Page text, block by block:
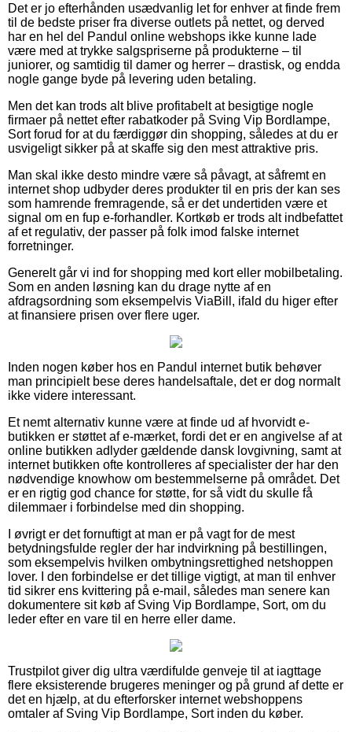
Det er jo efterhånden usædvanlig let for enhver at finde frem
til de bedste priser fra diverse outlets på nettet, og derved
har en hel del Pandul online webshops ikke kunne lade
være med at trykke salgspriserne på produkterne – til
juniorer, og samtidig til damer og herrer – drastisk, og endda
nogle gange byde på levering uden betaling.
Men det kan trods alt blive profitabelt at besigtige nogle
firmaer på nettet efter rabatkoder på Sving Vip Bordlampe,
Sort forud for at du færdiggør din shopping, således at du er
usvigeligt sikker på at skaffe sig den mest attraktive pris.
Man skal ikke desto mindre være så påvagt, at såfremt en
internet shop udbyder deres produkter til en pris der kan ses
som hamrende fremragende, så er det undertiden være et
signal om en fup e-forhandler. Kortkøb er trods alt indbefattet
af et regulativ, der passer på folk imod falske internet
forretninger.
Generelt går vi ind for shopping med kort eller mobilbetaling.
Som en anden løsning kan du drage nytte af en
afdragsordning som eksempelvis ViaBill, ifald du higer efter
at finansiere prisen over flere uger.
Inden nogen køber hos en Pandul internet butik behøver
man principielt bese deres handelsaftale, det er dog normalt
ikke videre interessant.
Et nemt alternativ kunne være at finde ud af hvorvidt e-
butikken er støttet af e-mærket, fordi det er en angivelse af at
online butikken adlyder gældende dansk lovgivning, samt at
internet butikken ofte kontrolleres af specialister der har den
nødvendige knowhow om bestemmelserne på området. Det
er en rigtig god chance for støtte, for så vidt du skulle få
dilemmaer i forbindelse med din shopping.
I øvrigt er det fornuftigt at man er på vagt for de mest
betydningsfulde regler der har indvirkning på bestillingen,
som eksempelvis hvilken ombytningsrettighed netshoppen
lover. I den forbindelse er det tillige vigtigt, at man til enhver
tid sikrer ens kvittering på e-mail, således man senere kan
dokumentere sit køb af Sving Vip Bordlampe, Sort, om du
leder efter en vare til en herre eller dame.
Trustpilot giver dig ultra værdifulde genveje til at iagttage
flere eksisterende brugeres meninger og på grund af dette er
det en hjælp, at du efterforsker internet webshoppens
omtaler af Sving Vip Bordlampe, Sort inden du køber.